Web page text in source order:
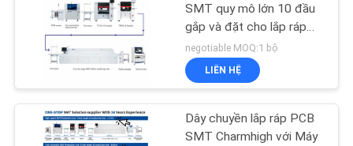
KIỂM
SOÁT
CHẤT
LƯỢNG
SMT quy mô lớn 10 đầu
gắp và đặt cho lắp ráp
PCB trong ngành công
nghiệp điện tử
negotiable MOQ:1 bộ
LIÊN HỆ
Dây chuyền lắp ráp PCB
SMT Charmhigh với Máy